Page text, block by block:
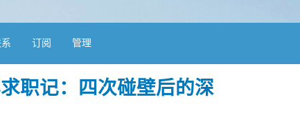
订阅 管理
职记：四次碰壁后的深